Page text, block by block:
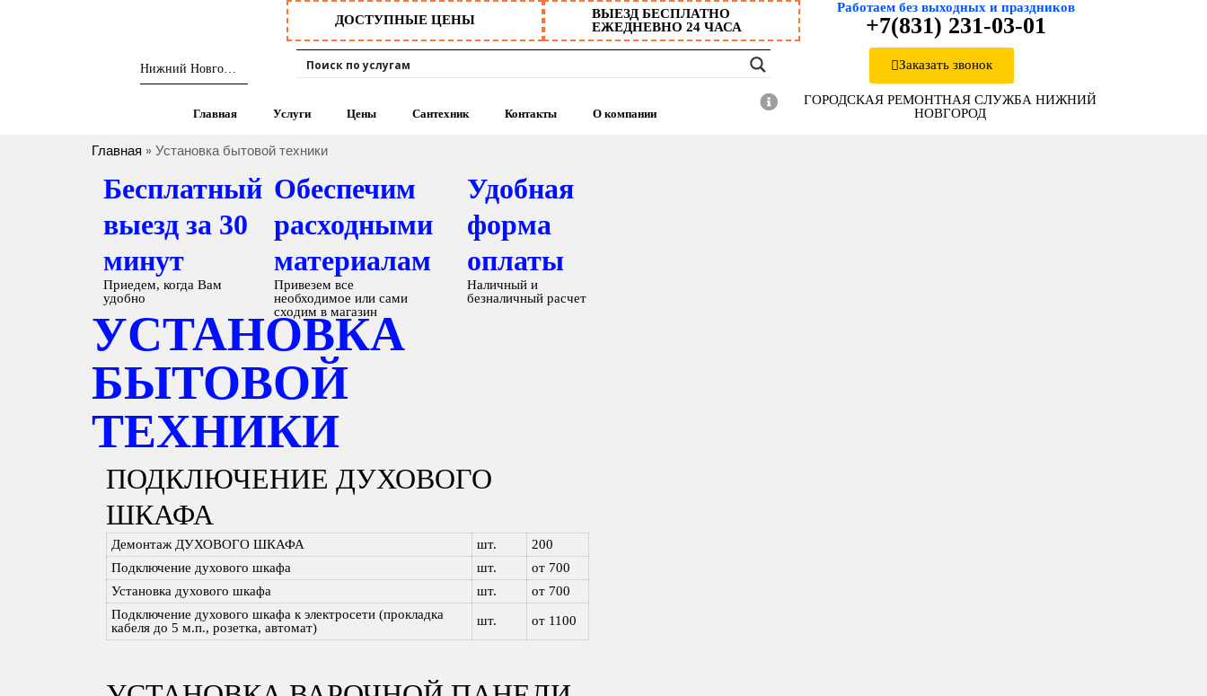
ДОСТУПНЫЕ ЦЕНЫ
ВЫЕЗД БЕСПЛАТНО
ЕЖЕДНЕВНО 24 ЧАСА
Работаем без выходных и праздников
+7(831) 231-03-01
Заказать звонок
Главная Услуги Цены Сантехник Контакты О компании
ГОРОДСКАЯ РЕМОНТНАЯ СЛУЖБА НИЖНИЙ
НОВГОРОД
Главная » Установка бытовой техники
Бесплатный
выезд за 30
минут
Приедем, когда Вам
удобно
Обеспечим
расходными
материалам
Привезем все
необходимое или сами
сходим в магазин
Удобная
форма
оплаты
Наличный и
безналичный расчет
УСТАНОВКА
БЫТОВОЙ
ТЕХНИКИ
ПОДКЛЮЧЕНИЕ ДУХОВОГО
ШКАФА
Демонтаж ДУХОВОГО ШКАФА шт.
200
Подключение духового шкафа
шт.
от 700
Установка духового шкафа
шт.
от 700
Подключение духового шкафа к электросети (прокладка
кабеля до 5 м.п., розетка, автомат)
шт. от 1100